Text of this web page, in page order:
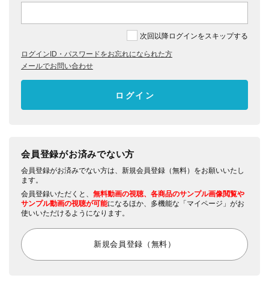
次回以降ログインをスキップする
ログインID・パスワードをお忘れになられた方
メールでお問い合わせ
会員登録がお済みでない方
会員登録がお済みでない方は、新規会員登録（無料）をお願いいたし
ます。
会員登録いただくと、 無料動画の視聴、各商品のサンプル画像閲覧や
サンプル動画の視聴が可能になるほか、多機能な「マイページ」がお
使いいただけるようになります。